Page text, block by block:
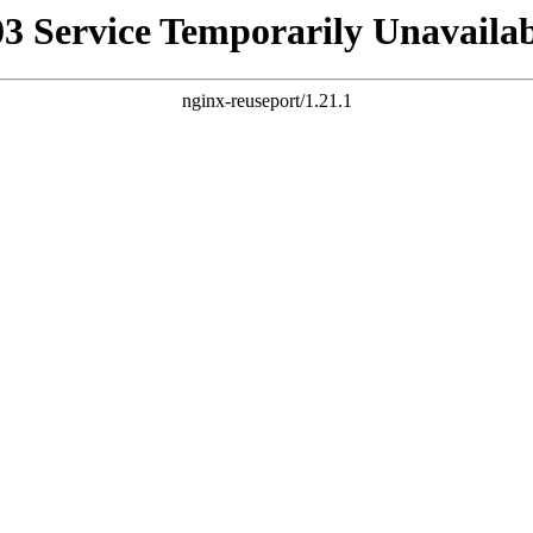
Service Temporarily
nginx-reuseport/1.21.1